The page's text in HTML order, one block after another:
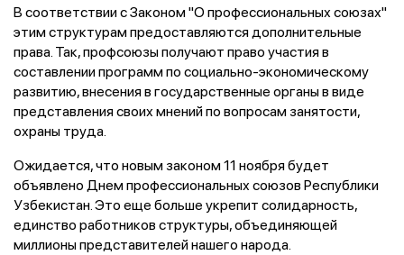
В соответствии с Законом "О профессиональных союзах"
этим структурам предоставляются дополнительные
права. Так, профсоюзы получают право участия в
составлении программ по социально-экономическому
развитию, внесения в государственные органы в виде
представления своих мнений по вопросам занятости,
охраны труда.
Ожидается, что новым законом 11 ноября будет
объявлено Днем профессиональных союзов Республики
Узбекистан. Это еще больше укрепит солидарность,
единство работников структуры, объединяющей
миллионы представителей нашего народа.